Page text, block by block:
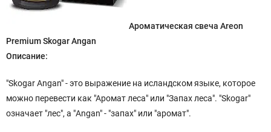
Ароматическая свеча Areon
Premium Skogar Angan
Описание:
"Skogar Angan" - это выражение на исландском языке, которое
можно перевести как "Аромат леса" или "Запах леса". "Skogar"
означает "лес", а "Angan" - "запах" или "аромат".